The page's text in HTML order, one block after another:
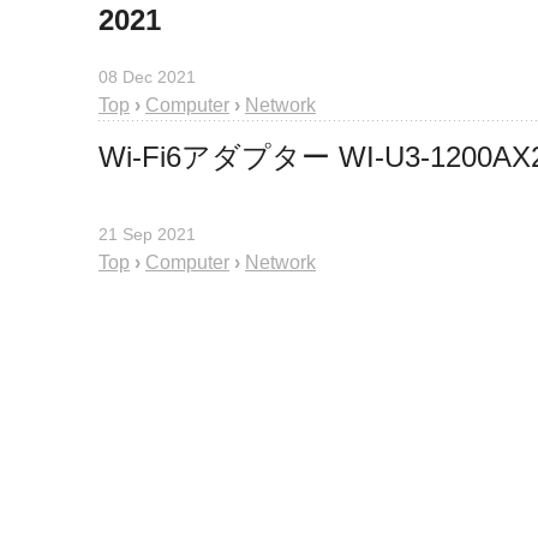
2021
08 Dec 2021
Top › Computer › Network
Wi-Fi6アダプター WI-U3-
21 Sep 2021
Top › Computer › Network